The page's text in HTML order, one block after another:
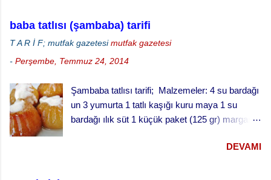
kurabiyesi badambura yapılışı ·
Fırınınızı 170 derecede ısıtınız. · ...
ıspanakları çiğ olarak kullandık. Bu kekin daha
iyi pişmesi için derin kek kalıbında değil, sığ
kenarlı tepside pişirmeyi öneriyoruz.
baba tatlısı (şambaba) tarifi
T A R İ F; mutfak gazetesi mutfak gazetesi
- Perşembe, Temmuz 24, 2014
Şambaba tatlısı tarifi; Malzemeler: 4 su bardağı
un 3 yumurta 1 tatlı kaşığı kuru maya 1 su
bardağı ılık süt 1 küçük paket (125 gr) margarin
fiske tuz şurup için: 3 su bardağı su 3 suDEVAMI